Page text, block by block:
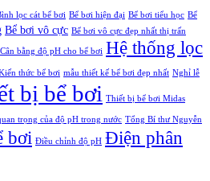
lọc cát bể bơi Bể bơi hiện đại Bể bơi tiểu học Bể
Bể bơi vô cực Bể bơi vô cực đẹp nhất thị trấn
Cân bằng độ pH cho bể bơi Hệ thống lọc
thức bể bơi mẫu thiết kế bể bơi đẹp nhất Nghỉ lễ
bị bể bơi Thiết bị bể bơi Midas
trọng của độ pH trong nước Tổng Bí thư Nguyễn
bơi Điều chỉnh độ pH Điện phân